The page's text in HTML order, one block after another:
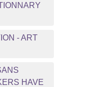
- ART
HAVE